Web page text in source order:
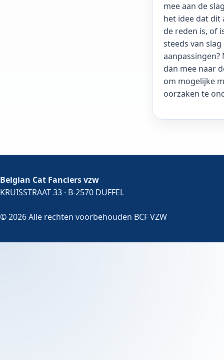
mee aan de
het idee dat dit
de reden is, of
steeds van
aanpassingen?
dan mee naar
om mogelijke
oorzaken te
Belgian Cat Fanciers vzw
KRUISSTRAAT 33 · B-2570 DUFFEL
© 2026 Alle rechten voorbehouden BCF VZW